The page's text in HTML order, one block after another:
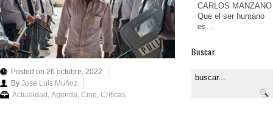
Posted on 26 octubre, 2022
By José Luis Muñoz
Actualidad , Agenda, Cine, Críticas
CARLOS MANZANO
Que el ser humano
es…
Buscar